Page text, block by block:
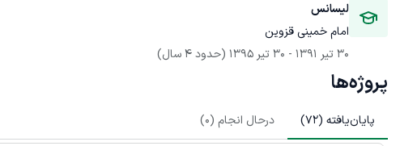
لیسانس
امام خمینی قزوین
30 تیر 1391
- 30 تیر 1395 (حدود 4 سال)
پروژه‌ها
پایان‌یافته (72
) درحال انجام (0
)